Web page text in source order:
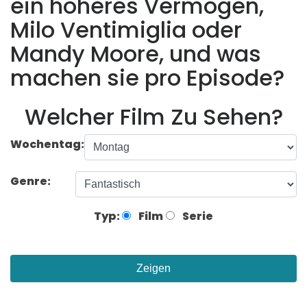
Milo Ventimiglia oder
Mandy Moore, und was
machen sie pro Episode?
Welcher Film Zu Sehen?
Wochentag:
Genre:
Typ: Film Serie
Zeigen